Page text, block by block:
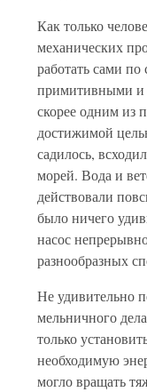
Как только
механических
работать сами
примитивными и
скорее одним из
достижимой
садилось,
морей. Вода и
действовали
было ничего
насос
разнообразных
Не удивительно
мельничного
только
необходимую
могло вращать